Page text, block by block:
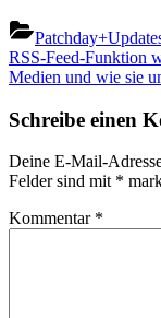
Previous
Post:
RSS-Feed-Funktion
Next
Medien und wie sie
Schreibe einen
Deine E-Mail-
Felder sind mit *
Kommentar *